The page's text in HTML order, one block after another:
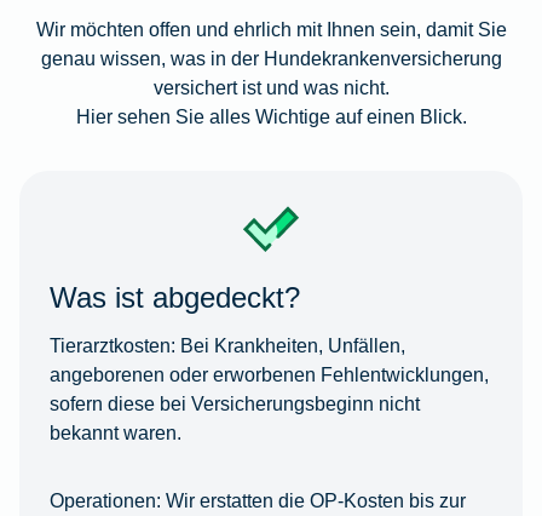
Wir möchten offen und ehrlich mit Ihnen sein, damit Sie
genau wissen, was in der Hundekrankenversicherung
versichert ist und was nicht.
Hier sehen Sie alles Wichtige auf einen Blick.
Was ist abgedeckt?
Tierarztkosten: Bei Krankheiten, Unfällen,
angeborenen oder erworbenen Fehlentwicklungen,
sofern diese bei Versicherungsbeginn nicht
bekannt waren.
Operationen: Wir erstatten die OP-Kosten bis zur